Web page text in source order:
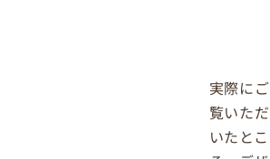
実際にご
覧いただ
いたとこ